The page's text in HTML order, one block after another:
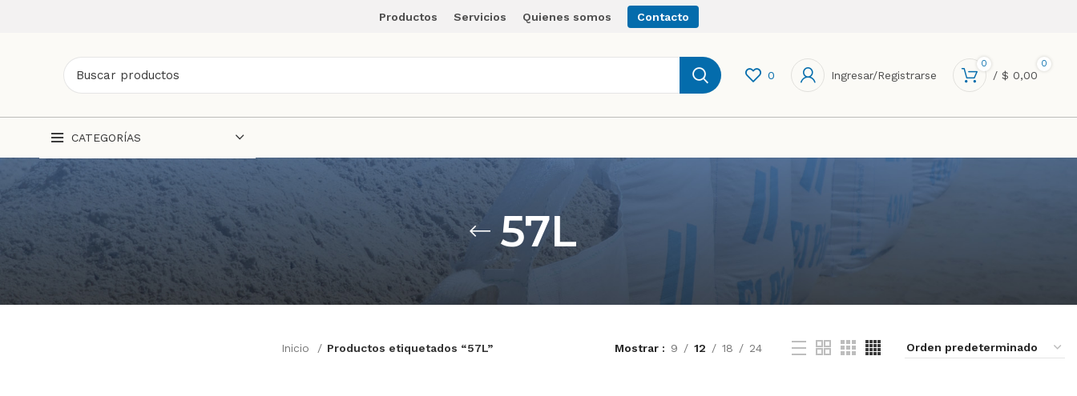
Productos Servicios Quienes somos Contacto
0 Ingresar/Registrarse
0 0
/ $ 0,00
CATEGORÍAS
57L
Inicio Productos etiquetados “57L” Mostrar 9 12 18 24